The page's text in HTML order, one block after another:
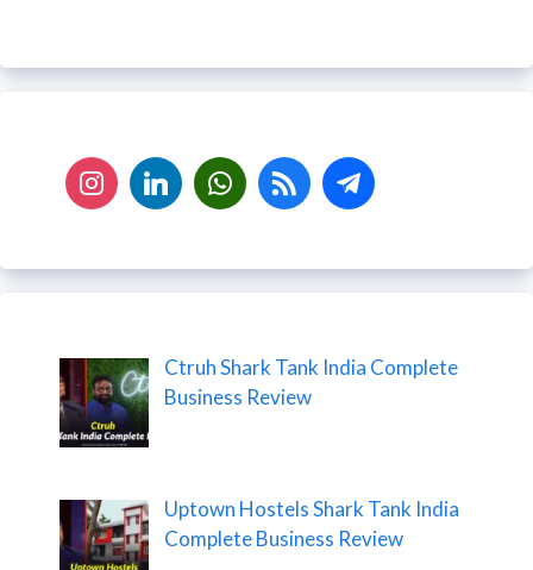
Ctruh Shark Tank India Complete
Business Review
Uptown Hostels Shark Tank India
Complete Business Review